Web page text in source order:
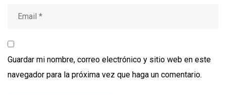
Guardar mi nombre, correo electrónico y sitio web en este
navegador para la próxima vez que haga un comentario.